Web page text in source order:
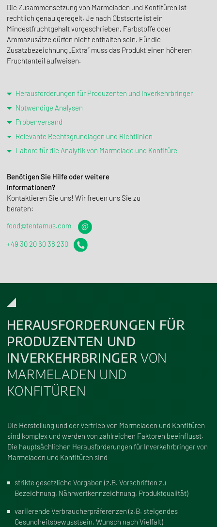
Die Zusammensetzung von Marmeladen und Konfitüren ist
rechtlich genau geregelt. Je nach Obstsorte ist ein
Mindestfruchtgehalt vorgeschrieben, Farbstoffe oder
Aromazusätze dürfen nicht enthalten sein. Für die
Zusatzbezeichnung „Extra“ muss das Produkt einen höheren
Fruchtanteil aufweisen.
Herausforderungen für Produzenten und Inverkehrbringer
Notwendige Analysen
Probenversand
Relevante Rechtsgrundlagen und Richtlinien
Labore für die Analytik von Marmelade und Konfitüre
Benötigen Sie Hilfe oder weitere
Informationen?
Kontak­tieren Sie uns! Wir freuen uns Sie zu
beraten:
food@tentamus.com
+49 30 20 60 38 230
HERAUSFORDERUNGEN FÜR
PRODUZENTEN UND
INVERKEHRBRINGER VON
MARMELADEN UND
KONFITÜREN
Die Herstellung und der Vertrieb von Marmeladen und Konfitüren
sind komplex und werden von zahlreichen Faktoren beeinflusst.
Die hauptsächlichen Herausforderungen für Inverkehrbringer von
Marmeladen und Konfitüren sind
strikte gesetzliche Vorgaben (z.B. Vorschriften zu
Bezeichnung, Nährwertkennzeichnung, Produktqualität)
variierende Verbraucherpräferenzen (z.B. steigendes
Gesundheitsbewusstsein, Wunsch nach Vielfalt)